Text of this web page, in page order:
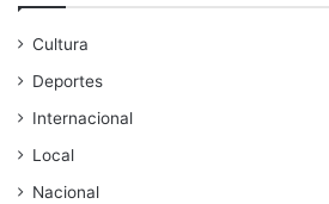
Cultura
Deportes
Internacional
Local
Nacional